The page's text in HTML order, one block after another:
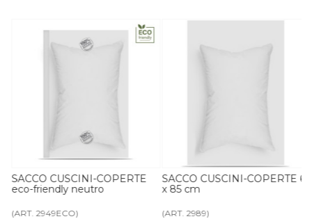
SACCO CUSCINI-COPERTE
eco-friendly neutro
(ART. 2949ECO)
SACCO CUSCINI-COPERTE 65
x 85 cm
(ART. 2989)